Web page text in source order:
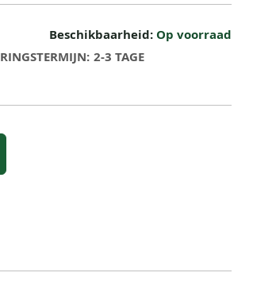
Beschikbaarheid: Op voorraad
2-3 TAGE